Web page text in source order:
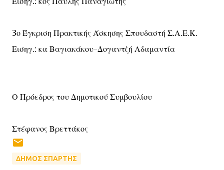
3ο Έγκριση Πρακτικής Άσκησης Σπουδαστή Σ.Α.Ε.Κ.
Εισηγ.: κα Βαγιακάκου-Δογαντζή Αδαμαντία
Ο Πρόεδρος του Δημοτικού Συμβουλίου
Στέφανος Βρεττάκος
ΔΗΜΟΣ ΣΠΑΡΤΗΣ